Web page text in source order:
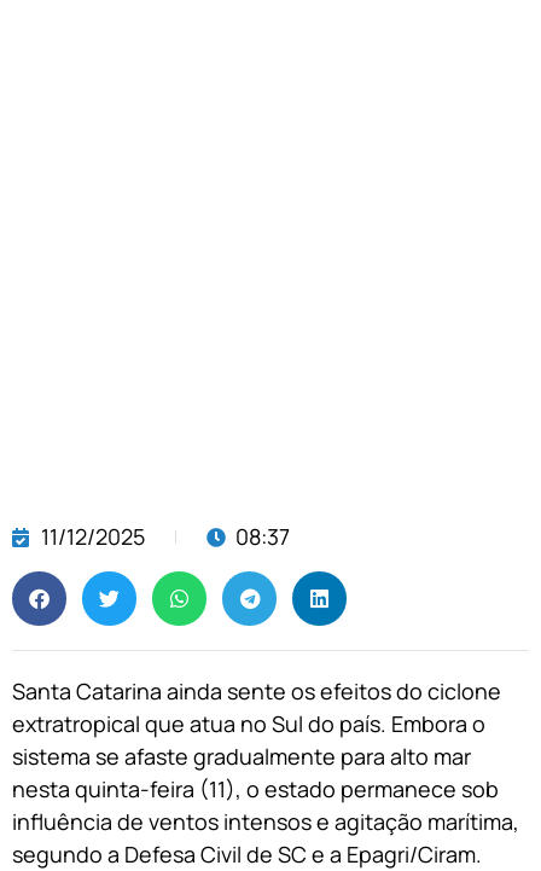
11/12/2025 08:37
Santa Catarina ainda sente os efeitos do ciclone
extratropical que atua no Sul do país. Embora o
sistema se afaste gradualmente para alto mar
nesta quinta-feira (11), o estado permanece sob
influência de ventos intensos e agitação marítima,
segundo a Defesa Civil de SC e a Epagri/Ciram.